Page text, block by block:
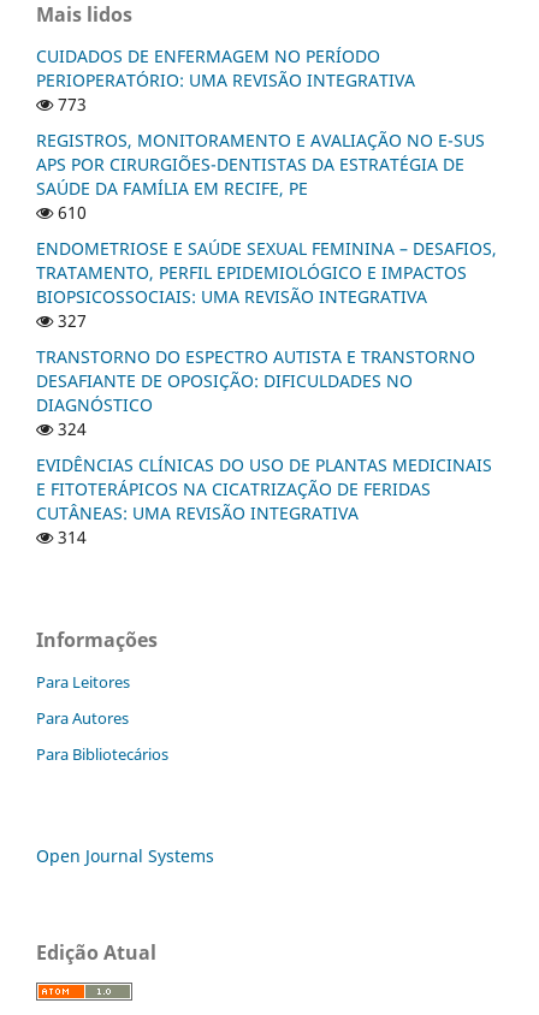
Mais lidos
CUIDADOS DE ENFERMAGEM NO PERÍODO
PERIOPERATÓRIO: UMA REVISÃO INTEGRATIVA
773
REGISTROS, MONITORAMENTO E AVALIAÇÃO NO E-SUS
APS POR CIRURGIÕES-DENTISTAS DA ESTRATÉGIA DE
SAÚDE DA FAMÍLIA EM RECIFE, PE
610
ENDOMETRIOSE E SAÚDE SEXUAL FEMININA – DESAFIOS,
TRATAMENTO, PERFIL EPIDEMIOLÓGICO E IMPACTOS
BIOPSICOSSOCIAIS: UMA REVISÃO INTEGRATIVA
327
TRANSTORNO DO ESPECTRO AUTISTA E TRANSTORNO
DESAFIANTE DE OPOSIÇÃO: DIFICULDADES NO
DIAGNÓSTICO
324
EVIDÊNCIAS CLÍNICAS DO USO DE PLANTAS MEDICINAIS
E FITOTERÁPICOS NA CICATRIZAÇÃO DE FERIDAS
CUTÂNEAS: UMA REVISÃO INTEGRATIVA
314
Informações
Para Leitores
Para Autores
Para Bibliotecários
Open Journal Systems
Edição Atual